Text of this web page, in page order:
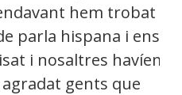
hem trobat
parla hispana i ens
i nosaltres havíem
agradat gents que